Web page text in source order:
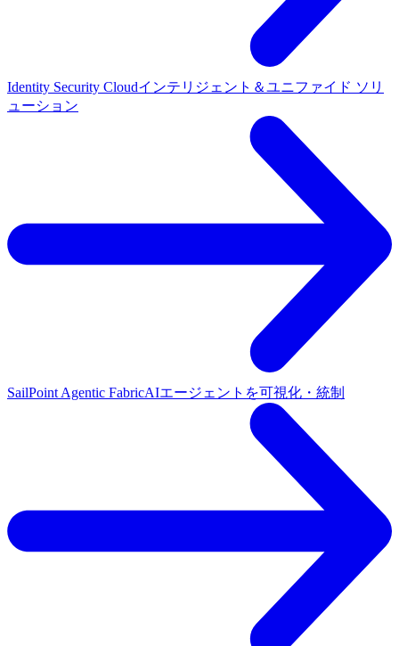
Identity Security Cloudインテリジェント＆ユニファイド ソリ
ューション
SailPoint Agentic FabricAIエージェントを可視化・統制